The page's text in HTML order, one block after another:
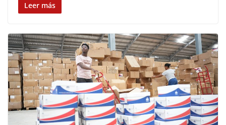
Leer más